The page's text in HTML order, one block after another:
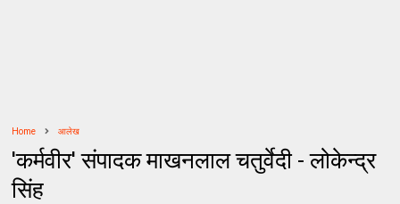
Home आलेख
'कर्मवीर' संपादक माखनलाल चतुर्वेदी - लोकेन्द्र
सिंह